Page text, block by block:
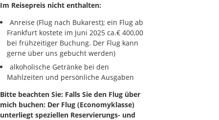
Im Reisepreis nicht enthalten:
Anreise (Flug nach Bukarest); ein Flug ab
Frankfurt kostete im Juni 2025 ca.€ 400,00
bei frühzeitiger Buchung. Der Flug kann
gerne über uns gebucht werden)
alkoholische Getränke bei den
Mahlzeiten und persönliche Ausgaben
Bitte beachten Sie: Falls Sie den Flug über
mich buchen: Der Flug (Economyklasse)
unterliegt speziellen Reservierungs- und